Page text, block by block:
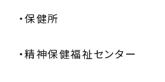
・保健所
・精神保健福祉センター